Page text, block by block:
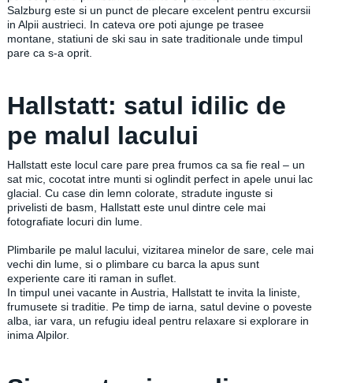
Salzburg este si un punct de plecare excelent pentru excursii
in Alpii austrieci. In cateva ore poti ajunge pe trasee
montane, statiuni de ski sau in sate traditionale unde timpul
pare ca s-a oprit.
Hallstatt: satul idilic de
pe malul lacului
Hallstatt este locul care pare prea frumos ca sa fie real – un
sat mic, cocotat intre munti si oglindit perfect in apele unui lac
glacial. Cu case din lemn colorate, stradute inguste si
privelisti de basm, Hallstatt este unul dintre cele mai
fotografiate locuri din lume.
Plimbarile pe malul lacului, vizitarea minelor de sare, cele mai
vechi din lume, si o plimbare cu barca la apus sunt
experiente care iti raman in suflet.
In timpul unei vacante in Austria, Hallstatt te invita la liniste,
frumusete si traditie. Pe timp de iarna, satul devine o poveste
alba, iar vara, un refugiu ideal pentru relaxare si explorare in
inima Alpilor.